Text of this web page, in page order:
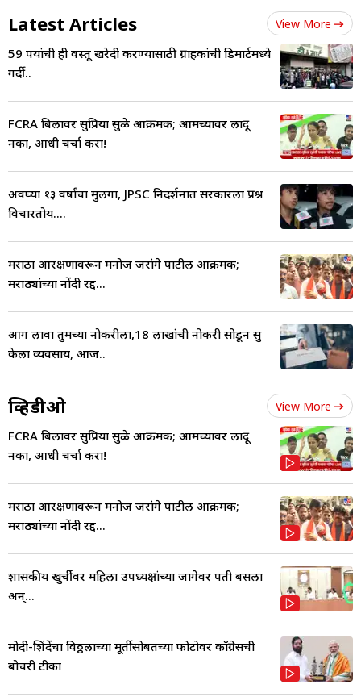
Latest Articles View More
59 रुपयांची ही वस्तू खरेदी करण्यासाठी ग्राहकांची डिमार्टमध्ये
गर्दी..
FCRA बिलावर सुप्रिया सुळे आक्रमक; आमच्यावर लादू
नका, आधी चर्चा करा!
अवघ्या १३ वर्षांचा मुलगा, JPSC निदर्शनात सरकारला प्रश्न
विचारतोय....
मराठा आरक्षणावरून मनोज जरांगे पाटील आक्रमक;
मराठ्यांच्या नोंदी रद्द...
आग लावा तुमच्या नोकरीला,18 लाखांची नोकरी सोडून सुरु
केला व्यवसाय, आज..
व्हिडीओ View More
FCRA बिलावर सुप्रिया सुळे आक्रमक; आमच्यावर लादू
नका, आधी चर्चा करा!
मराठा आरक्षणावरून मनोज जरांगे पाटील आक्रमक;
मराठ्यांच्या नोंदी रद्द...
शासकीय खुर्चीवर महिला उपध्यक्षांच्या जागेवर पती बसला
अन्...
मोदी-शिंदेंचा विठ्ठलाच्या मूर्तीसोबतच्या फोटोवर काँग्रेसची
बोचरी टीका